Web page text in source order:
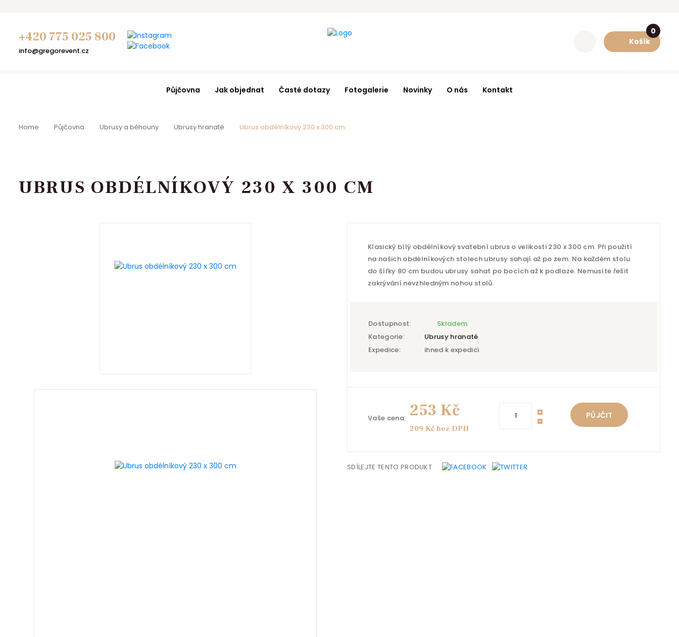
+420 775 025 800
info@gregorevent.cz
Košík
0
Půjčovna Jak objednat Časté dotazy Fotogalerie Novinky O nás Kontakt
Home Půjčovna Ubrusy a běhouny Ubrusy hranaté Ubrus obdélníkový 230 x 300 cm
UBRUS OBDÉLNÍKOVÝ 230 X 300 CM
Klasický bílý obdélníkový svatební ubrus o velikosti 230 x 300 cm. Při použití
na našich obdélníkových stolech ubrusy sahají až po zem. Na každém stolu
do šířky 80 cm budou ubrusy sahat po bocích až k podlaze. Nemusíte řešit
zakrývání nevzhledným nohou stolů.
Dostupnost:
Skladem
Kategorie:
Ubrusy hranaté
Expedice:
ihned k expedici
Vaše cena: 253 Kč
209 Kč bez DPH
PŮJČIT
SDÍLEJTE TENTO PRODUKT